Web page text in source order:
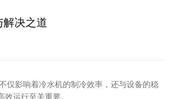
决之道
仅影响着冷水机的制冷效率，还与设备的稳
运行至关重要。